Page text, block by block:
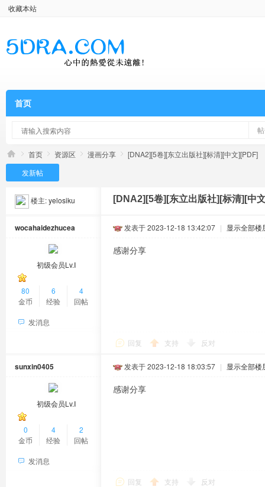
收藏本站
首页
首页 资源区 漫画分享
[DNA2][5卷][东立出版社][标清][中文][PDF]
发新帖
楼主:yelosiku [DNA2][5卷][东立出版社][标清][中
wocahaidezhucea
初级会员Lv.Ⅰ
80
金币
6
经验
4
回帖
发消息
发表于 2023-12-18 13:42:07 | 显示全部楼
感谢分享
回复 支持 反对
sunxin0405
初级会员Lv.Ⅰ
0
金币
4
经验
2
回帖
发消息
发表于 2023-12-18 18:03:57 | 显示全部楼
感谢分享
回复 支持 反对